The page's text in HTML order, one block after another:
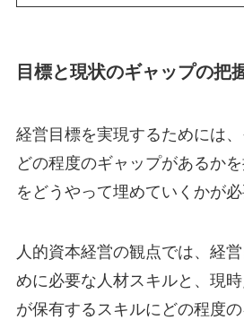
目標と現状のギャップの把
経営目標を実現するためには
どの程度のギャップがあるか
をどうやって埋めていくかが必
人的資本経営の観点では、経
めに必要な人材スキルと、現
が保有するスキルにどの程度